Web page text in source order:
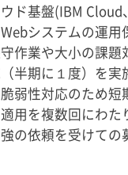
ド基盤(IBM Cloud
システムの運用
作業や大小の課題
半期に１度）を実
弱性対応のため短
用を複数回にわた
の依頼を受けての